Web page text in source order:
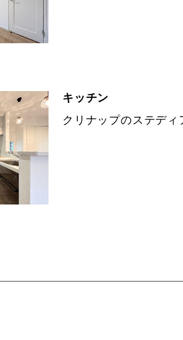
キッチン
クリナップのステディ